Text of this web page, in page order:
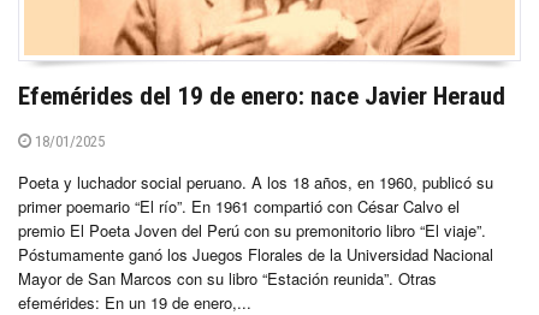
Efemérides del 19 de enero: nace Javier Heraud
18/01/2025
Poeta y luchador social peruano. A los 18 años, en 1960, publicó su
primer poemario “El río”. En 1961 compartió con César Calvo el
premio El Poeta Joven del Perú con su premonitorio libro “El viaje”.
Póstumamente ganó los Juegos Florales de la Universidad Nacional
Mayor de San Marcos con su libro “Estación reunida”. Otras
efemérides: En un 19 de enero,...